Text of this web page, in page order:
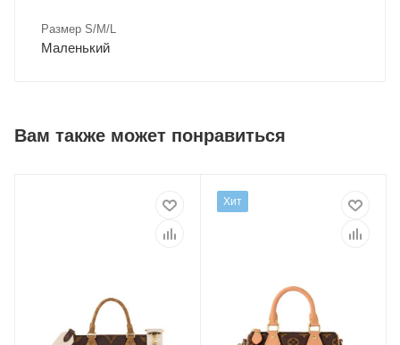
Размер S/M/L
Маленький
Вам также может понравиться
Хит